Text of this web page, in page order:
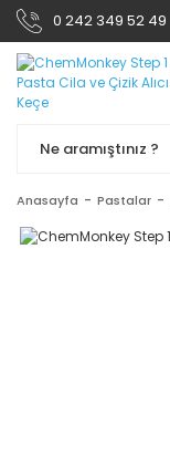
0 242 349 52 49
Anasayfa Pastalar